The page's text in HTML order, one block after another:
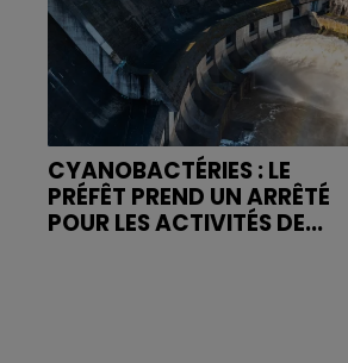
CYANOBACTÉRIES : LE
PRÉFÊT PREND UN ARRÊTÉ
POUR LES ACTIVITÉS DE...